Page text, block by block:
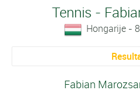
Tennis -
Hongarije -
Fabian